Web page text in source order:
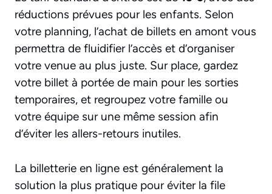
réductions prévues pour les enfants. Selon
votre planning, l’achat de billets en amont vous
permettra de fluidifier l’accès et d’organiser
votre venue au plus juste. Sur place, gardez
votre billet à portée de main pour les sorties
temporaires, et regroupez votre famille ou
votre équipe sur une même session afin
d’éviter les allers-retours inutiles.
La billetterie en ligne est généralement la
solution la plus pratique pour éviter la file